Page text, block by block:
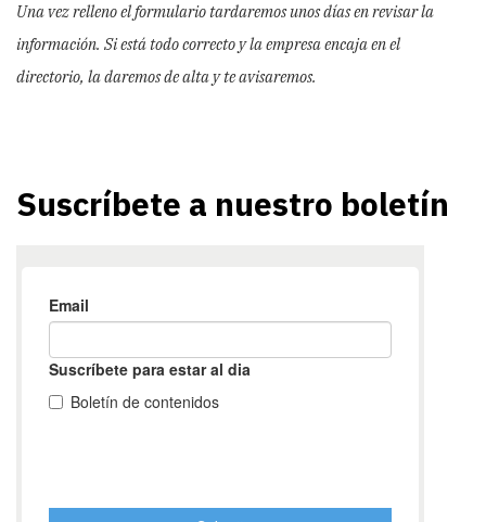
Una vez relleno el formulario tardaremos unos días en revisar la
información. Si está todo correcto y la empresa encaja en el
directorio, la daremos de alta y te avisaremos.
Suscríbete a nuestro boletín